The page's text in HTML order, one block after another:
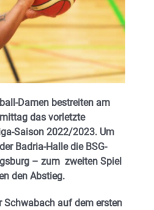
Damen bestreiten am
das vorletzte
Saison 2022/2023. Um
Badria-Halle die BSG-
– zum zweiten Spiel
den Abstieg.
Schwabach auf dem ersten